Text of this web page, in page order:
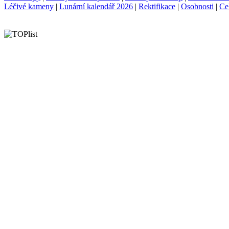
Léčivé kameny | Lunární kalendář 2026 | Rektifikace | Osobnosti |